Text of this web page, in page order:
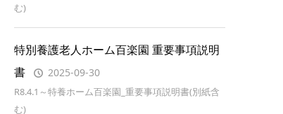
む)
特別養護老人ホーム百楽園 重要事項説明
書
2025-09-30
R8.4.1～特養ホーム百楽園_重要事項説明書(別紙含
む)